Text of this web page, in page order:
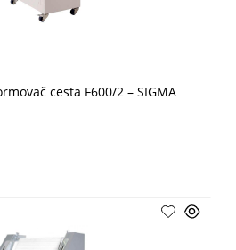
cesta F600/2 – SIGMA